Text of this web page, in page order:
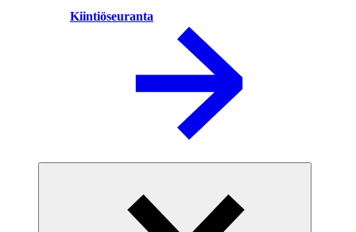
Kiintiöseuranta